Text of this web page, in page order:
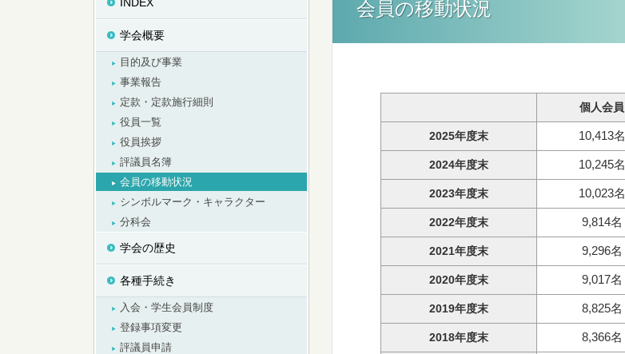
学会概要
目的及び事業
事業報告
定款・定款施行細則
役員一覧
役員挨拶
評議員名簿
会員の移動状況
シンボルマーク・キャラクター
分科会
学会の歴史
各種手続き
入会・学生会員制度
登録事項変更
評議員申請
会員の移動状況
個人会員
2025年度末 10,413名
2024年度末 10,245名
2023年度末 10,023名
2022年度末 9,814名
2021年度末 9,296名
2020年度末 9,017名
2019年度末 8,825名
2018年度末 8,366名